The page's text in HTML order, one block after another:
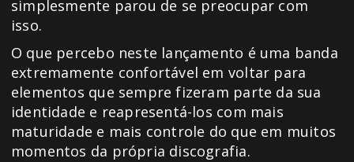
simplesmente parou de se preocupar com
isso.
O que percebo neste lançamento é uma banda
extremamente confortável em voltar para
elementos que sempre fizeram parte da sua
identidade e reapresentá-los com mais
maturidade e mais controle do que em muitos
momentos da própria discografia.